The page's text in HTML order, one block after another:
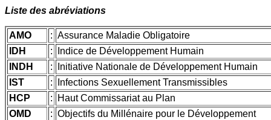
Liste des abréviations
AMO : Assurance Maladie Obligatoire
IDH
:
Indice de Développement Humain
INDH
:
Initiative Nationale de Développement Humain
IST
:
Infections Sexuellement Transmissibles
HCP
:
Haut Commissariat au Plan
OMD
: Objectifs du Millénaire pour le Développement